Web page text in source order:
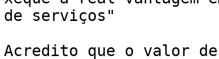
de serviços"
Acredito que o valor de